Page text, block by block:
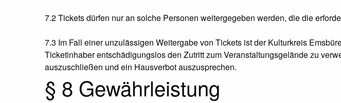
7.2 Tickets dürfen nur an solche Personen weitergegeben werden, die die
7.3 Im Fall einer unzulässigen Weitergabe von Tickets ist der Kulturkreis
Ticketinhaber entschädigungslos den Zutritt zum Veranstaltungsgelände zu
auszuschließen und ein Hausverbot auszusprechen.
§ 8 Gewährleistung